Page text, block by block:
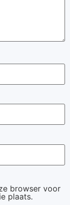
browser voor
plaats.